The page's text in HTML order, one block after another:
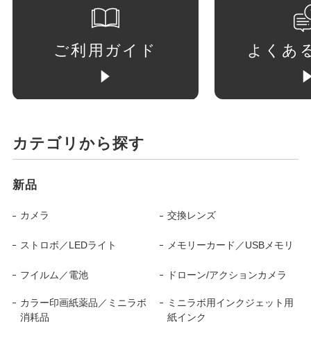
ご利用ガイド よくあ
カテゴリから探す
新品
カメラ 交換レンズ
ストロボ／LEDライト メモリーカード／USBメモリ
フイルム／電池 ドローン/アクションカメラ
カラー印画紙薬品／ミニラボ
消耗品
ミニラボ用インクジェット用
紙インク